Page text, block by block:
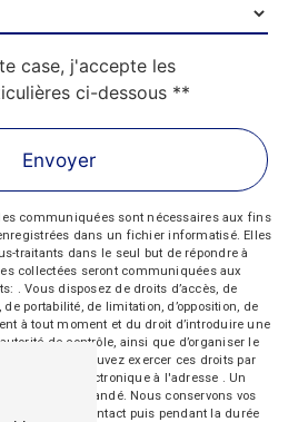
case, j'accepte les
ci-dessous **
Envoyer
communiquées sont nécessaires aux fins
dans un fichier informatisé. Elles
traitants dans le seul but de répondre à
collectées seront communiquées aux
. Vous disposez de droits d’accès, de
portabilité, de limitation, d’opposition, de
à tout moment et du droit d’introduire une
de contrôle, ainsi que d’organiser le
Vous pouvez exercer ces droits par
par courrier électronique à l'adresse . Un
vous être demandé. Nous conservons vos
de prise de contact puis pendant la durée